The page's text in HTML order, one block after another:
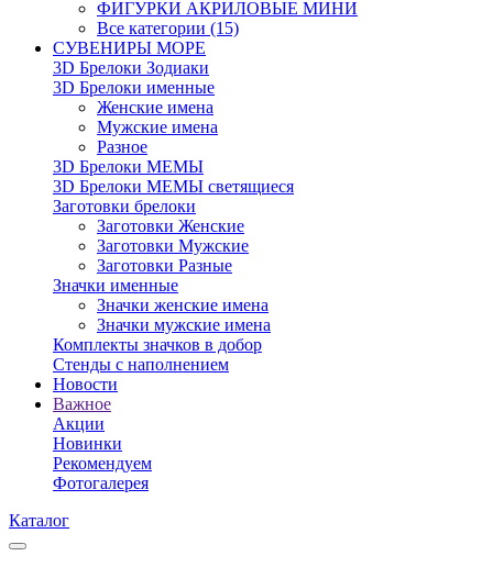
ФИГУРКИ АКРИЛОВЫЕ МИНИ
Все категории (15)
СУВЕНИРЫ МОРЕ
3D Брелоки Зодиаки
3D Брелоки именные
Женские имена
Мужские имена
Разное
3D Брелоки МЕМЫ
3D Брелоки МЕМЫ светящиеся
Заготовки брелоки
Заготовки Женские
Заготовки Мужские
Заготовки Разные
Значки именные
Значки женские имена
Значки мужские имена
Комплекты значков в добор
Стенды с наполнением
Новости
Важное
Акции
Новинки
Рекомендуем
Фотогалерея
Каталог